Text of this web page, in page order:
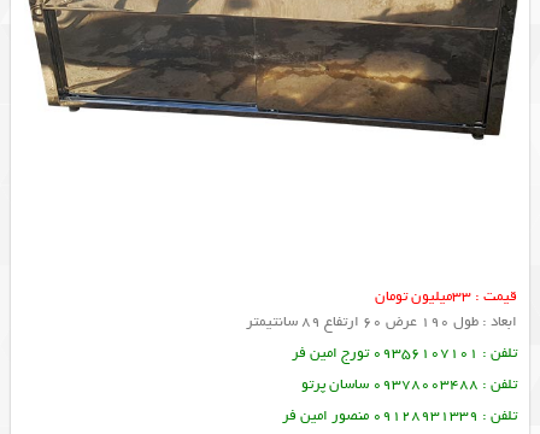
قیمت : 33میلیون تومان
ابعاد : طول 190 عرض 60 ارتفاع 89 سانتیمتر
تلفن : 09356107101 تورج امین فر
تلفن : 09378003488 ساسان پرتو
تلفن : 09128931339 منصور امین فر